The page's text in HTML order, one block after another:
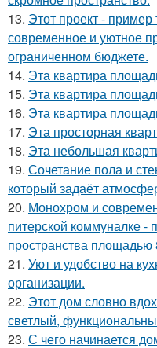
13. Этот проект - пример
современное и уютное
ограниченном бюджете.
14. Эта квартира
15. Эта квартира
16. Эта квартира
17. Эта просторная
18. Эта небольшая
19. Сочетание пола и
который задаёт
20. Монохром и
питерской коммуналке -
пространства площадью
21. Уют и удобство на
организации.
22. Этот дом словно
светлый,
23. С чего начинается